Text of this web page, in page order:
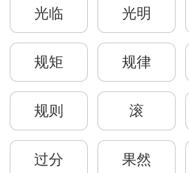
光临 光明
规矩 规律
规则 滚
过分 果然